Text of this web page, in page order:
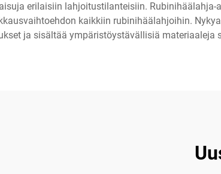
erilaisiin lahjoitustilanteisiin.
kaikkiin rubinihäälahjoihin.
ja sisältää ympäristöystävällisiä